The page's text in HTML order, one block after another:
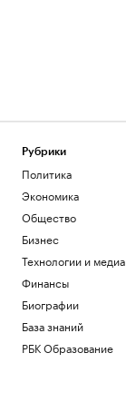
Рубрики
Политика
Экономика
Общество
Бизнес
Технологии и медиа
Финансы
Биографии
База знаний
РБК Образование